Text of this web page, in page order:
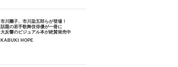
市川團子、市川染五郎らが登場！
話題の若手歌舞伎俳優が一冊に
大反響のビジュアル本が絶賛発売中
KABUKI HOPE